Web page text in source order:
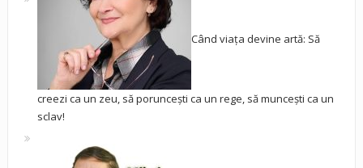
Când viața devine artă: Să
creezi ca un zeu, să poruncești ca un rege, să muncești ca un
sclav!